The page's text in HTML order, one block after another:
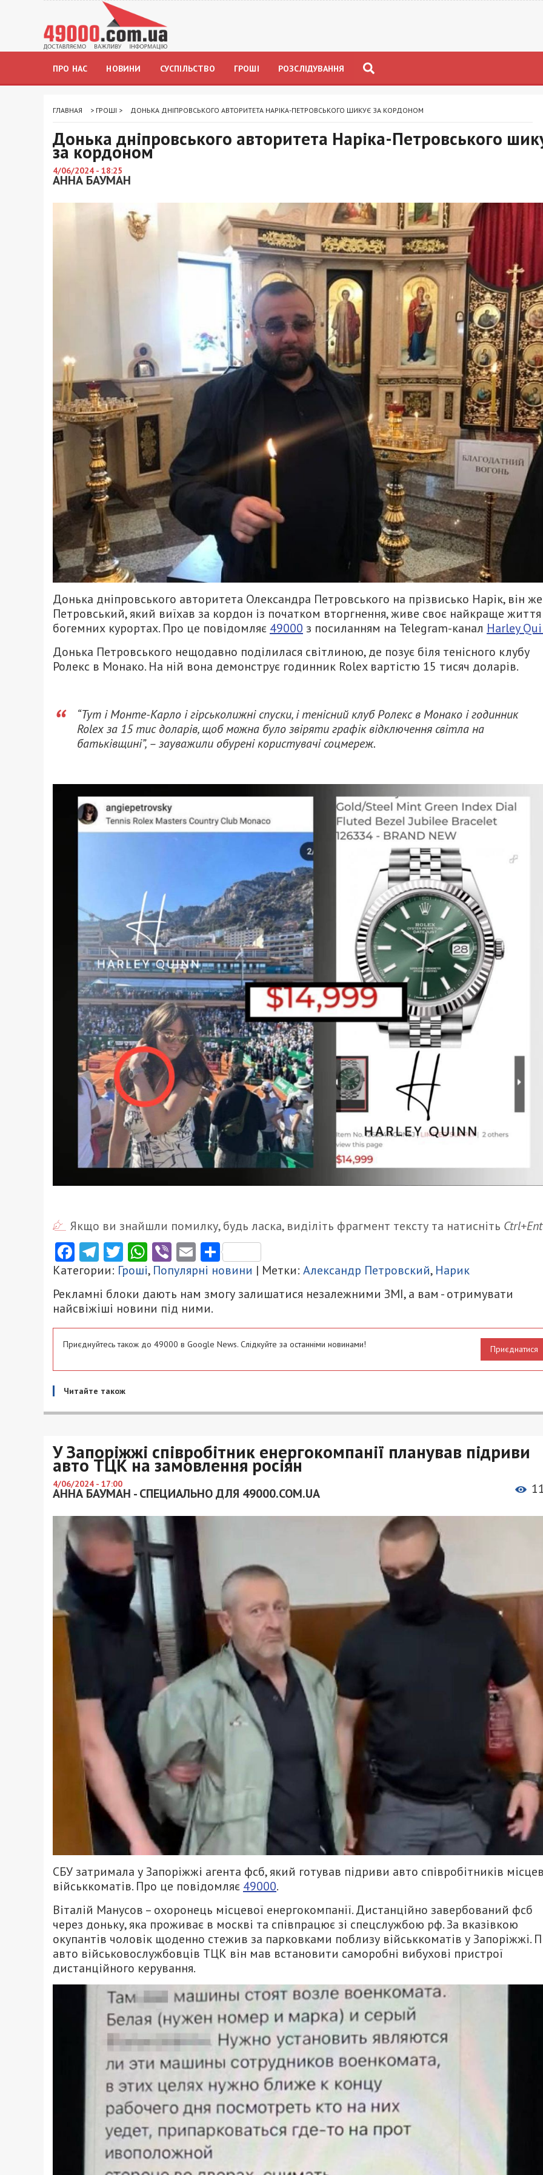
ПРО НАС НОВИНИ СУСПІЛЬСТВО ГРОШІ РОЗСЛІДУВАННЯ
ГЛАВНАЯ > ГРОШІ > ДОНЬКА ДНІПРОВСЬКОГО АВТОРИТЕТА НАРІКА-ПЕТРОВСЬКОГО ШИКУЄ ЗА КОРДОНОМ
Донька дніпровського авторитета Наріка-Петровського
за кордоном
4/06/2024 - 18:25
АННА БАУМАН
Донька дніпровського авторитета Олександра Петровського на прізвисько Нарік, він же
Петровський, який виїхав за кордон із початком вторгнення, живе своє найкраще
богемних курортах. Про це повідомляє 49000 з посиланням на Telegram-канал Harley
Донька Петровського нещодавно поділилася світлиною, де позує біля тенісного клубу
Ролекс в Монако. На ній вона демонструє годинник Rolex вартістю 15 тисяч доларів.
“Тут і Монте-Карло і гірськолижні спуски, і тенісний клуб Ролекс в Монако і годинник
Rolex за 15 тис доларів, щоб можна було звіряти графік відключення світла на
батьківщині”, – зауважили обурені користувачі соцмереж.
Якщо ви знайшли помилку, будь ласка, виділіть фрагмент тексту та натисніть
Facebook
Telegram
Twitter
WhatsApp
ViberEmailПоділитися
Категории: Гроші, Популярні новини | Метки: Александр Петровский, Нарик
Рекламні блоки дають нам змогу залишатися незалежними ЗМІ, а вам - отримувати
найсвіжіші новини під ними.
Приєднуйтесь також до 49000 в Google News. Слідкуйте за останніми новинами! Приєднатися
Читайте також
У Запоріжжі співробітник енергокомпанії планував підриви
авто ТЦК на замовлення росіян
4/06/2024 - 17:00
АННА БАУМАН - СПЕЦИАЛЬНО ДЛЯ 49000.COM.UA
СБУ затримала у Запоріжжі агента фсб, який готував підриви авто співробітників
військкоматів. Про це повідомляє 49000.
Віталій Манусов – охоронець місцевої енергокомпанії. Дистанційно завербований фсб
через доньку, яка проживає в москві та співпрацює зі спецслужбою рф. За вказівкою
окупантів чоловік щоденно стежив за парковками поблизу військкоматів у Запоріжжі.
авто військовослужбовців ТЦК він мав встановити саморобні вибухові пристрої
дистанційного керування.